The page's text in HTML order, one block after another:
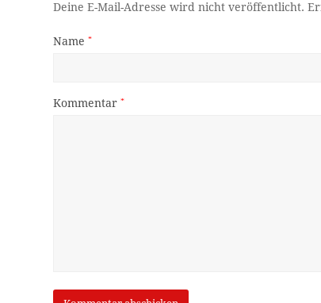
Deine E-Mail-Adresse wird nicht veröffentlicht.
Name*
Kommentar*